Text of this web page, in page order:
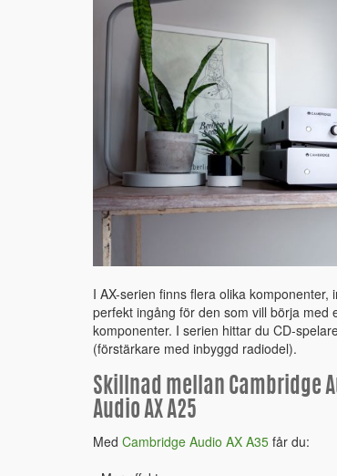
I AX-serien finns flera olika
perfekt ingång för den som vill börja med
komponenter. I serien hittar du CD-
(förstärkare med inbyggd radiodel).
Skillnad mellan Cambridge
Audio AX A25
Med Cambridge Audio AX A35 får du: